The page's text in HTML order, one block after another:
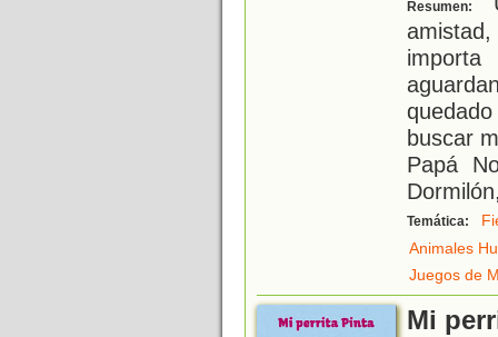
Resumen:
importa
buscar
Papá
Temática:
Animales
Juegos de
Mi